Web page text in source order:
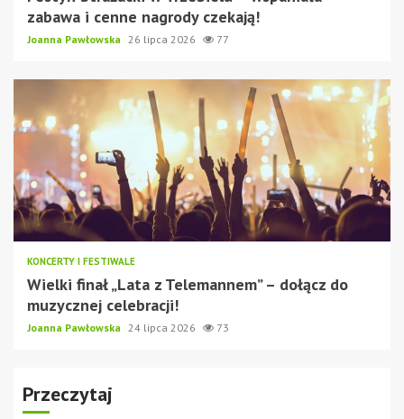
zabawa i cenne nagrody czekają!
Joanna Pawłowska 26 lipca 2026 77
KONCERTY I FESTIWALE
Wielki finał „Lata z Telemannem” – dołącz do
muzycznej celebracji!
Joanna Pawłowska 24 lipca 2026 73
Przeczytaj